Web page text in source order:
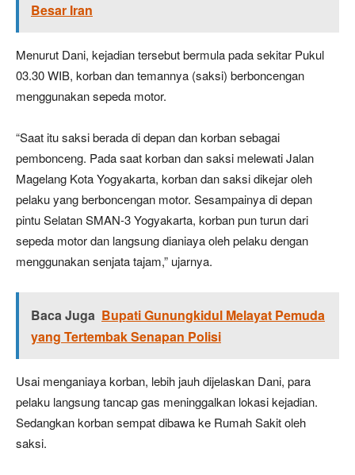
Besar Iran
Menurut Dani, kejadian tersebut bermula pada sekitar Pukul
03.30 WIB, korban dan temannya (saksi) berboncengan
menggunakan sepeda motor.
“Saat itu saksi berada di depan dan korban sebagai
pembonceng. Pada saat korban dan saksi melewati Jalan
Magelang Kota Yogyakarta, korban dan saksi dikejar oleh
pelaku yang berboncengan motor. Sesampainya di depan
pintu Selatan SMAN-3 Yogyakarta, korban pun turun dari
sepeda motor dan langsung dianiaya oleh pelaku dengan
menggunakan senjata tajam,” ujarnya.
Baca Juga Bupati Gunungkidul Melayat Pemuda
yang Tertembak Senapan Polisi
Usai menganiaya korban, lebih jauh dijelaskan Dani, para
pelaku langsung tancap gas meninggalkan lokasi kejadian.
Sedangkan korban sempat dibawa ke Rumah Sakit oleh
saksi.